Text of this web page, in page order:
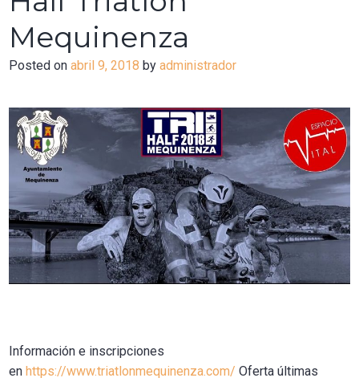
Mequinenza
Posted onabril 9, 2018 byadministrador
Información e inscripciones
enhttps://www.triatlonmequinenza.com/ Oferta últimas